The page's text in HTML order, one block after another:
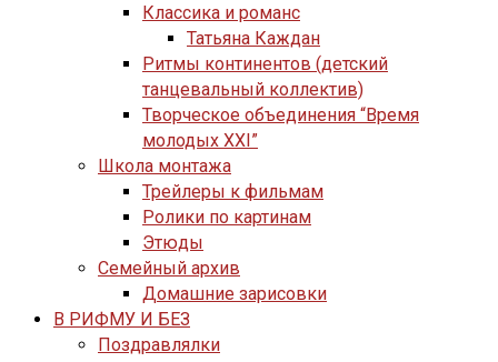
Классика и романс
Татьяна Каждан
Ритмы континентов (детский
танцевальный коллектив)
Творческое объединения “Время
молодых XXI”
Школа монтажа
Трейлеры к фильмам
Ролики по картинам
Этюды
Семейный архив
Домашние зарисовки
В РИФМУ И БЕЗ
Поздравлялки